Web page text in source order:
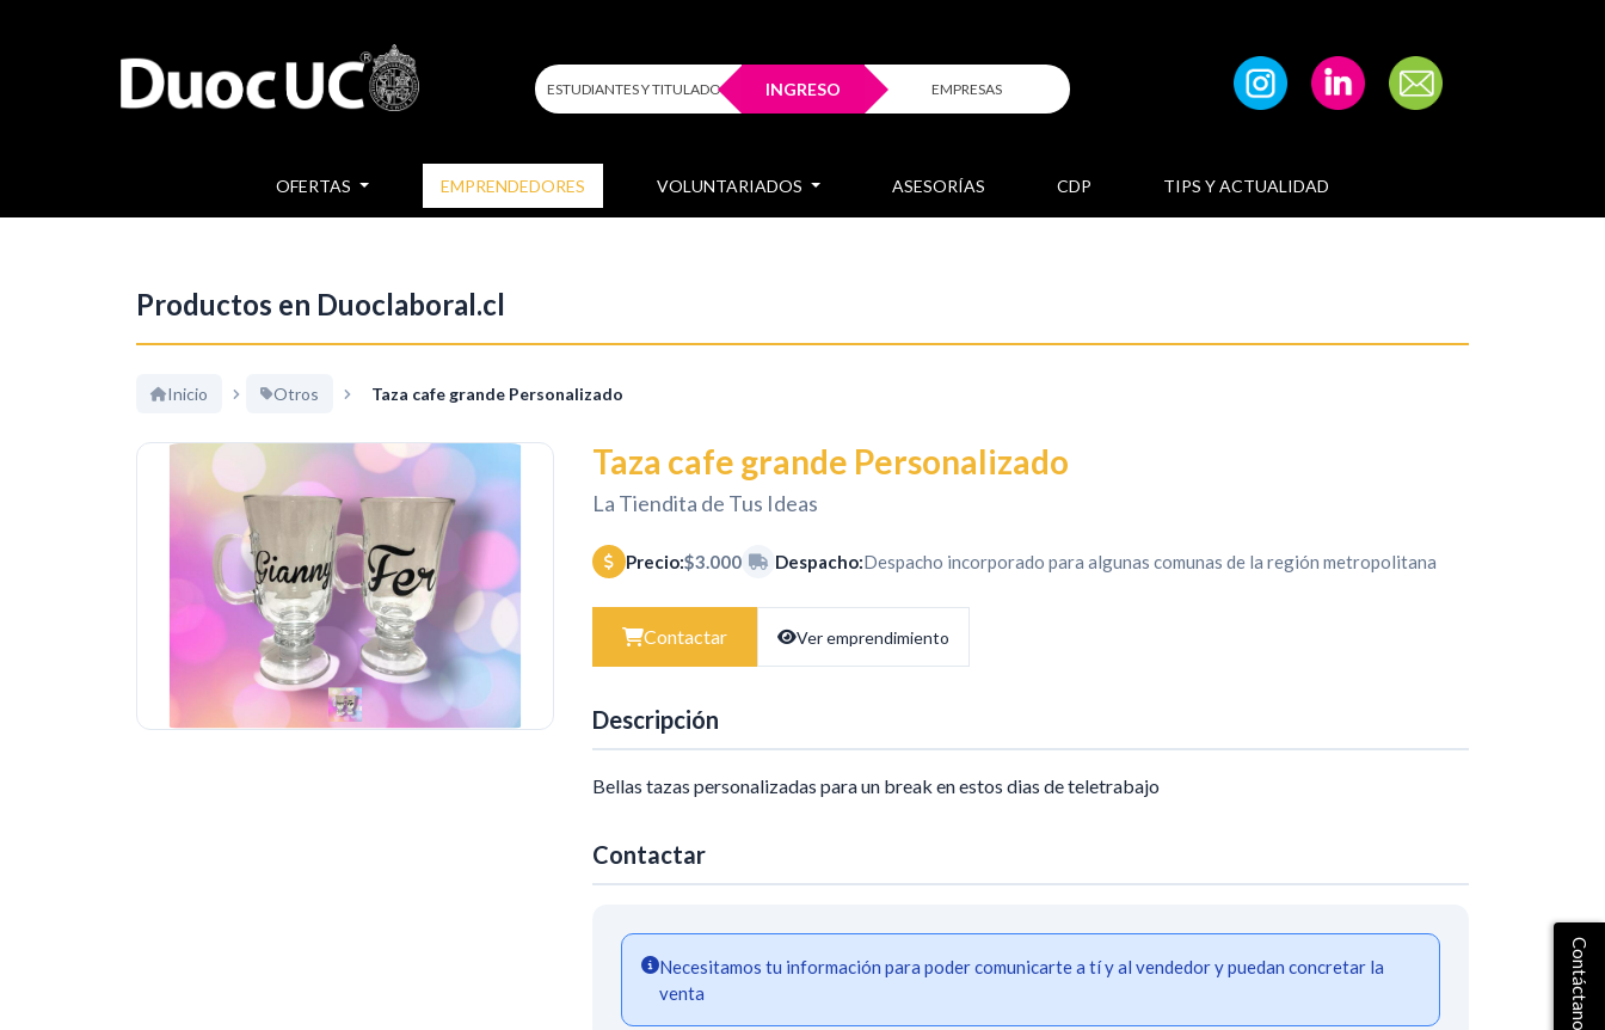
ESTUDIANTES Y TITULADOS INGRESO EMPRESAS
OFERTAS EMPRENDEDORES VOLUNTARIADOS ASESORÍAS CDP TIPS Y ACTUALIDAD
Productos en Duoclaboral.cl
Inicio Otros Taza cafe grande Personalizado
Taza cafe grande Personalizado
La Tiendita de Tus Ideas
Precio:$3.000 Despacho:Despacho incorporado para algunas comunas de la región metropolitana
Contactar Ver emprendimiento
Descripción
Bellas tazas personalizadas para un break en estos dias de teletrabajo
Contactar
Necesitamos tu información para poder comunicarte a tí y al vendedor y puedan concretar la
venta
Contáctanos